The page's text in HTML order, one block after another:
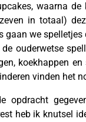
waarna
in totaal)
gaan we
ouderwetse
koekhappen en
vinden het
opdracht
heb ik knutsel